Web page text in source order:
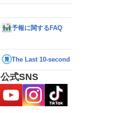
代で39℃観測】被災地・熊本へ
る雨風の影響は？
予報に関するFAQ
The Last 10-second
式SNS